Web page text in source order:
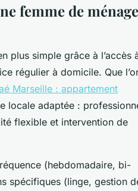
femme de
plus simple grâce à l’accès
régulier à domicile. Que
Marseille : appartement
locale adaptée :
flexible et intervention de
(hebdomadaire, bi-
spécifiques (linge, gestion